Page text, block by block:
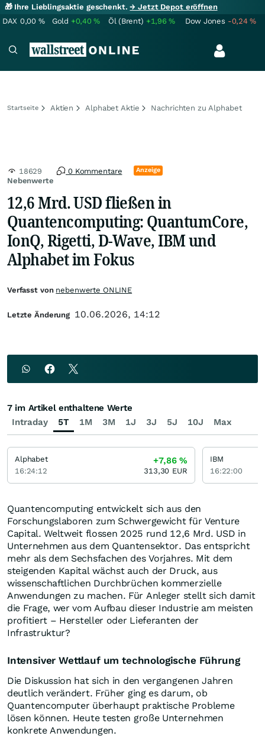
🎁 Ihre Lieblingsaktie geschenkt.→ Jetzt Depot eröffnen
DAX 0,00 % Gold +0,40% Öl (Brent) +1,96% Dow Jones -0,24%
Startseite Aktien Alphabet Aktie Nachrichten zu Alphabet
Nebenwerte
18629 0 Kommentare Anzeige
12,6 Mrd. USD fließen in
Quantencomputing: QuantumCore,
IonQ, Rigetti, D-Wave, IBM und
Alphabet im Fokus
Quantencomputing entwickelt sich aus den
Forschungslaboren zum Schwergewicht für Venture
Capital. Weltweit flossen 2025 rund 12,6 Mrd. USD in
Unternehmen aus dem Quantensektor. Das entspricht
mehr als dem Sechsfachen des Vorjahres. Mit dem
steigenden Kapital wächst auch der Druck, aus
wissenschaftlichen Durchbrüchen kommerzielle
Anwendungen zu machen. Für Anleger stellt sich damit
die Frage, wer vom Aufbau dieser Industrie am meisten
profitiert – Hersteller oder Lieferanten der
Infrastruktur?
Intensiver Wettlauf um technologische Führung
Die Diskussion hat sich in den vergangenen Jahren
deutlich verändert. Früher ging es darum, ob
Quantencomputer überhaupt praktische Probleme
lösen können. Heute testen große Unternehmen
konkrete Anwendungen.
Verfasst von nebenwerte ONLINE
Letzte Änderung 10.06.2026, 14:12
Intraday 5T 1M 3M 1J 3J 5J 10J Max
7 im Artikel enthaltene Werte
Alphabet
16:24:12
+7,86%
313,30 EUR
IBM
16:22:00